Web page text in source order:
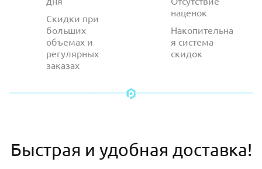
Скидки при
больших
объемах и
регулярных
заказах
наценок
Накопительна
я система
скидок
Быстрая и удобная доставка!